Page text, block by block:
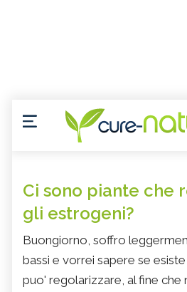
Ci sono piante che
gli estrogeni?
Buongiorno, soffro
bassi e vorrei sapere se
puo' regolarizzare, al fine che